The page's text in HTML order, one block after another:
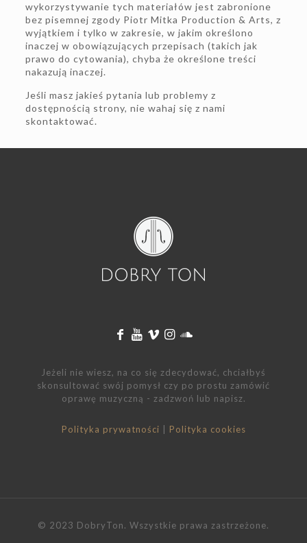
wykorzystywanie tych materiałów jest zabronione
bez pisemnej zgody Piotr Mitka Production & Arts, z
wyjątkiem i tylko w zakresie, w jakim określono
inaczej w obowiązujących przepisach (takich jak
prawo do cytowania), chyba że określone treści
nakazują inaczej.
Jeśli masz jakieś pytania lub problemy z
dostępnością strony, nie wahaj się z nami
skontaktować.
Jeżeli nie wiesz, na co się zdecydować, chciałbyś
skonsultować swój pomysł czy po prostu zamówić
oprawę muzyczną - zadzwoń lub napisz.
Polityka prywatności Polityka cookies
© 2023 DobryTon. Wszystkie prawa zastrzeżone.